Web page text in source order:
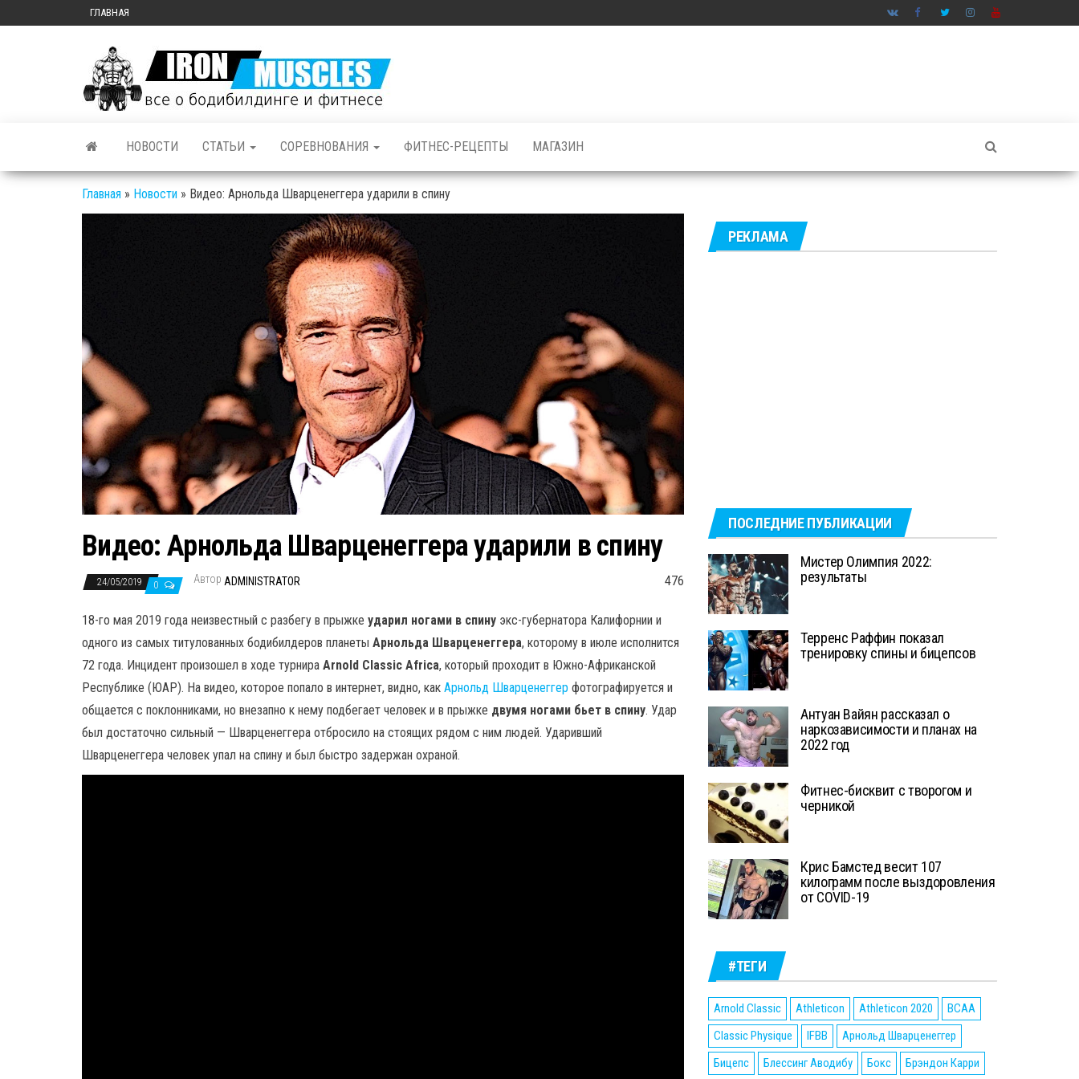
ГЛАВНАЯ
и фитнесе
НОВОСТИ СТАТЬИ СОРЕВНОВАНИЯ ФИТНЕС-РЕЦЕПТЫ МАГАЗИН
Главная » Новости » Видео: Арнольда Шварценеггера ударили в спину
Видео: Арнольда Шварценеггера ударили в спину
24/05/2019 0 Автор ADMINISTRATOR 476
18-го мая 2019 года неизвестный с разбегу в прыжке ударил ногами в спину экс-губернатора Калифорнии и
одного из самых титулованных бодибилдеров планеты Арнольда Шварценеггера, которому в июле исполнится
72 года. Инцидент произошел в ходе турнира Arnold Classic Africa, который проходит в Южно-Африканской
Республике (ЮАР). На видео, которое попало в интернет, видно, как Арнольд Шварценеггер фотографируется и
общается с поклонниками, но внезапно к нему подбегает человек и в прыжке двумя ногами бьет в спину. Удар
был достаточно сильный — Шварценеггера отбросило на стоящих рядом с ним людей. Ударивший
Шварценеггера человек упал на спину и был быстро задержан охраной.
РЕКЛАМА
ПОСЛЕДНИЕ ПУБЛИКАЦИИ
Мистер Олимпия 2022:
результаты
Терренс Раффин показал
тренировку спины и бицепсов
Антуан Вайян рассказал о
наркозависимости и планах на
2022 год
Фитнес-бисквит с творогом и
черникой
Крис Бамстед весит 107
килограмм после выздоровления
от COVID-19
#ТЕГИ
Arnold Classic Athleticon Athleticon 2020
BCAA
Classic Physique
IFBB
Арнольд Шварценеггер
Бицепс
Блессинг Аводибу Бокс
Брэндон Карри